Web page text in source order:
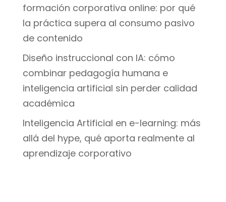
formación corporativa online: por qué
la práctica supera al consumo pasivo
de contenido
Diseño instruccional con IA: cómo
combinar pedagogía humana e
inteligencia artificial sin perder calidad
académica
Inteligencia Artificial en e-learning: más
allá del hype, qué aporta realmente al
aprendizaje corporativo